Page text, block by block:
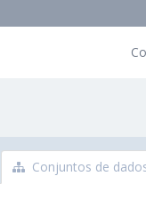
Conjuntos de